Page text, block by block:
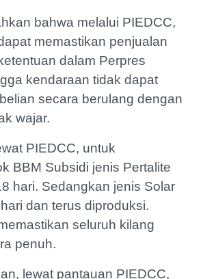
bahwa melalui PIEDCC,
memastikan penjualan
dalam Perpres
kendaraan tidak dapat
secara berulang dengan
wajar.
PIEDCC, untuk
BBM Subsidi jenis Pertalite
hari. Sedangkan jenis Solar
dan terus diproduksi.
seluruh kilang
penuh.
lewat pantauan PIEDCC,